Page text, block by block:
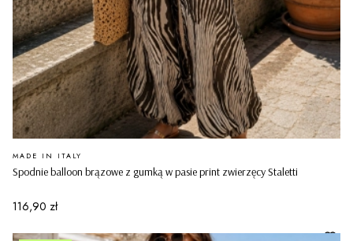
Spodnie balloon brązowe z gumką w pasie print zwierzęcy Staletti
PRODUCENT
MADE IN ITALY
Cena
116,90 zł